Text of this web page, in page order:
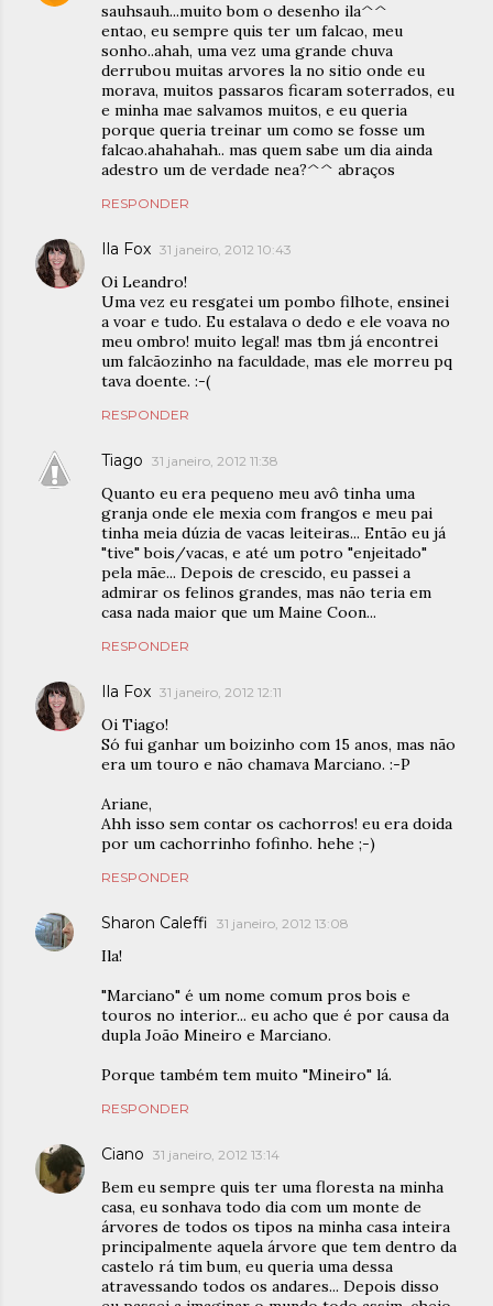
sauhsauh...muito bom o desenho ila^^
entao, eu sempre quis ter um falcao, meu
sonho..ahah, uma vez uma grande chuva
derrubou muitas arvores la no sitio onde eu
morava, muitos passaros ficaram soterrados, eu
e minha mae salvamos muitos, e eu queria
porque queria treinar um como se fosse um
falcao.ahahahah.. mas quem sabe um dia ainda
adestro um de verdade nea?^^ abraços
RESPONDER
Ila Fox 31 janeiro, 2012 10:43
Oi Leandro!
Uma vez eu resgatei um pombo filhote, ensinei
a voar e tudo. Eu estalava o dedo e ele voava no
meu ombro! muito legal! mas tbm já encontrei
um falcãozinho na faculdade, mas ele morreu pq
tava doente. :-(
RESPONDER
Tiago 31 janeiro, 2012 11:38
Quanto eu era pequeno meu avô tinha uma
granja onde ele mexia com frangos e meu pai
tinha meia dúzia de vacas leiteiras... Então eu já
"tive" bois/vacas, e até um potro "enjeitado"
pela mãe... Depois de crescido, eu passei a
admirar os felinos grandes, mas não teria em
casa nada maior que um Maine Coon...
RESPONDER
Ila Fox 31 janeiro, 2012 12:11
Oi Tiago!
Só fui ganhar um boizinho com 15 anos, mas não
era um touro e não chamava Marciano. :-P
Ariane,
Ahh isso sem contar os cachorros! eu era doida
por um cachorrinho fofinho. hehe ;-)
RESPONDER
Sharon Caleffi 31 janeiro, 2012 13:08
Ila!
"Marciano" é um nome comum pros bois e
touros no interior... eu acho que é por causa da
dupla João Mineiro e Marciano.
Porque também tem muito "Mineiro" lá.
RESPONDER
Ciano 31 janeiro, 2012 13:14
Bem eu sempre quis ter uma floresta na minha
casa, eu sonhava todo dia com um monte de
árvores de todos os tipos na minha casa inteira
principalmente aquela árvore que tem dentro da
castelo rá tim bum, eu queria uma dessa
atravessando todos os andares... Depois disso